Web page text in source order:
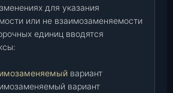
для указания
или не взаимозаменяемости
единиц вводятся
вариант
вариант